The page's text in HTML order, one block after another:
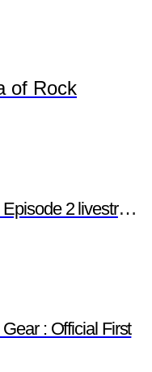
of Rock
(full length)
: Official First